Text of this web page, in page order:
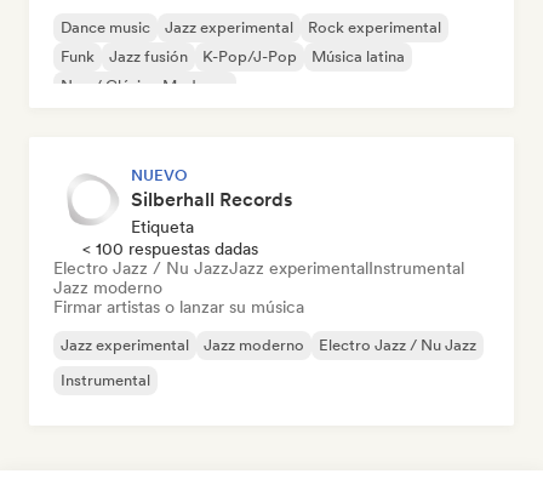
Dance music Jazz experimental
Rock experimental
Funk
Jazz fusión K-Pop/J-Pop
Música latina
Neo / Clásico Moderno
NUEVO
Silberhall Records
Etiqueta
< 100 respuestas dadas
Electro Jazz / Nu JazzJazz experimentalInstrumental
Jazz moderno
Firmar artistas o lanzar su música
Jazz experimental Jazz moderno
Electro Jazz / Nu Jazz
Instrumental